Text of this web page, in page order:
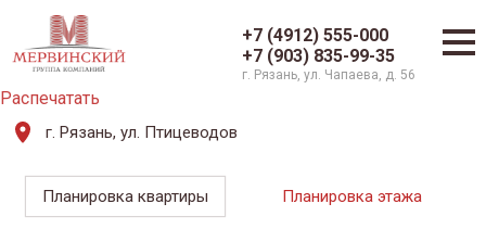
+7 (4912) 555-000
+7 (903) 835-99-35
г. Рязань, ул. Чапаева, д. 56
Распечатать
г. Рязань, ул. Птицеводов
Планировка квартиры Планировка этажа